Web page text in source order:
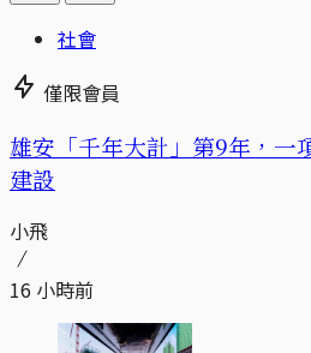
社會
僅限會員
雄安「千年大計」第9年，一
建設
小飛
16 小時前